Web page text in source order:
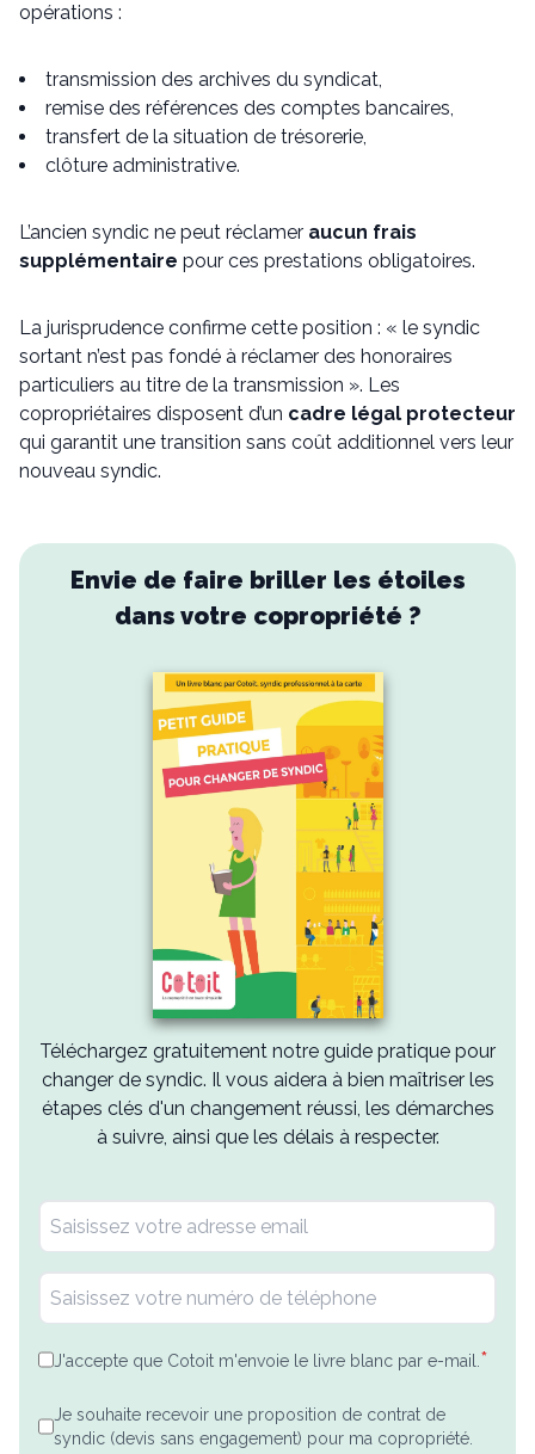
opérations :
transmission des archives du syndicat,
remise des références des comptes bancaires,
transfert de la situation de trésorerie,
clôture administrative.
L’ancien syndic ne peut réclamer aucun frais
supplémentaire pour ces prestations obligatoires.
La jurisprudence confirme cette position : « le syndic
sortant n’est pas fondé à réclamer des honoraires
particuliers au titre de la transmission ». Les
copropriétaires disposent d’un cadre légal protecteur
qui garantit une transition sans coût additionnel vers leur
nouveau syndic.
Envie de faire briller les étoiles
dans votre copropriété ?
Téléchargez gratuitement notre guide pratique pour
changer de syndic. Il vous aidera à bien maîtriser les
étapes clés d'un changement réussi, les démarches
à suivre, ainsi que les délais à respecter.
J'accepte que Cotoit m'envoie le livre blanc par e-mail. *
Je souhaite recevoir une proposition de contrat de
syndic (devis sans engagement) pour ma copropriété.